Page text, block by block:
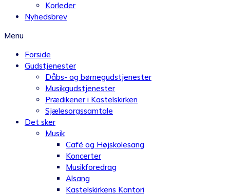
Korleder
Nyhedsbrev
Menu
Forside
Gudstjenester
Dåbs- og børnegudstjenester
Musikgudstjenester
Prædikener i Kastelskirken
Sjælesorgssamtale
Det sker
Musik
Café og Højskolesang
Koncerter
Musikforedrag
Alsang
Kastelskirkens Kantori